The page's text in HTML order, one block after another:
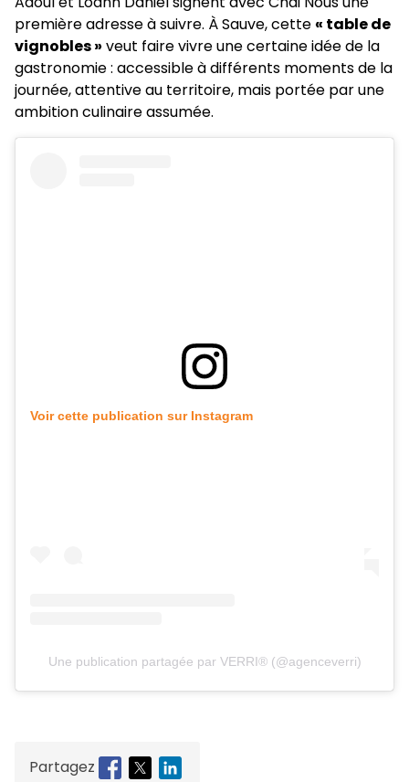
première adresse à suivre. À Sauve, cette « table de
vignobles » veut faire vivre une certaine idée de la
gastronomie : accessible à différents moments de la
journée, attentive au territoire, mais portée par une
ambition culinaire assumée.
Voir cette publication sur Instagram
Une publication partagée par VERRI® (@agenceverri)
Partagez